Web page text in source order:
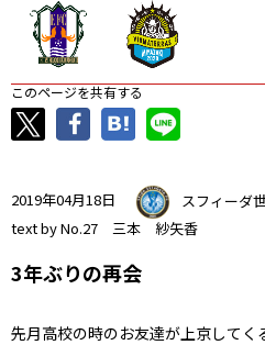
このページを共有する
2019年04月18日
スフィーダ
text by No.27 三本 紗矢香
3年ぶりの再会
先月高校の時のお友達が上京してく